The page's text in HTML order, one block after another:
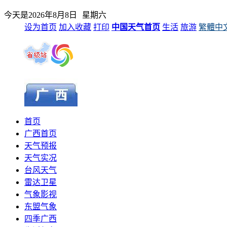
今天是2026年8月8日
星期六
设为首页 加入收藏 打印 中国天气首页 生活 旅游 繁體中
首页
广西首页
天气预报
天气实况
台风天气
雷达卫星
气象影视
东盟气象
四季广西